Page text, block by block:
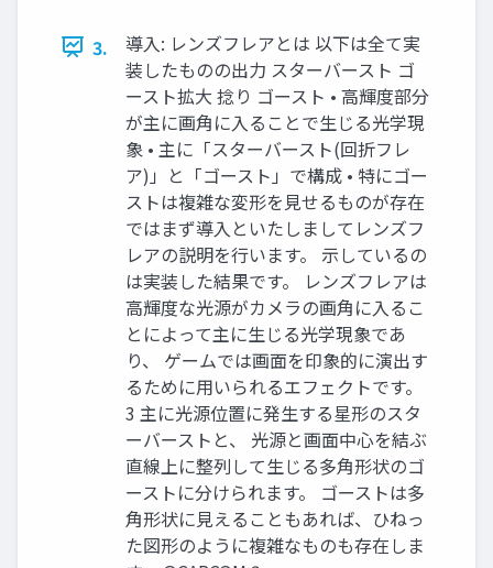
3.
導入: レンズフレアとは 以下は全て実
装したものの出力 スターバースト ゴ
ースト拡大 捻り ゴースト • 高輝度部分
が主に画角に入ることで生じる光学現
象 • 主に「スターバースト(回折フレ
ア)」と「ゴースト」で構成 • 特にゴー
ストは複雑な変形を見せるものが存在
ではまず導入といたしましてレンズフ
レアの説明を行います。 示しているの
は実装した結果です。 レンズフレアは
高輝度な光源がカメラの画角に入るこ
とによって主に生じる光学現象であ
り、 ゲームでは画面を印象的に演出す
るために用いられるエフェクトです。
3 主に光源位置に発生する星形のスタ
ーバーストと、 光源と画面中心を結ぶ
直線上に整列して生じる多角形状のゴ
ーストに分けられます。 ゴーストは多
角形状に見えることもあれば、ひねっ
た図形のように複雑なものも存在しま